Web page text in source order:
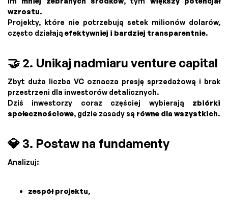
wzrostu.
Projekty, które nie potrzebują setek milionów dolarów,
często działają efektywniej i bardziej transparentnie.
🤝 2. Unikaj nadmiaru venture capital
Zbyt duża liczba VC oznacza presję sprzedażową i brak
przestrzeni dla inwestorów detalicznych.
Dziś inwestorzy coraz częściej wybierają zbiórki
społecznościowe, gdzie zasady są równe dla wszystkich.
💎 3. Postaw na fundamenty
Analizuj:
zespół projektu,